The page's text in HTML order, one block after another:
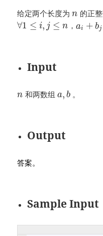
给定两个长度为n 的正
∀1 ≤ i, j ≤ n ，ai + bj
Input
n 和两数组 a, b 。
Output
答案。
Sample Input